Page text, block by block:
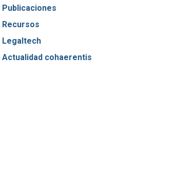
Publicaciones
Recursos
Legaltech
Actualidad cohaerentis